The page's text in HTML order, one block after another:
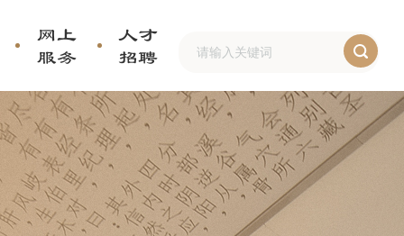
网上
服务
人才
招聘